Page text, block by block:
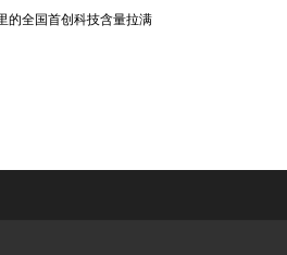
的全国首创科技含量拉满